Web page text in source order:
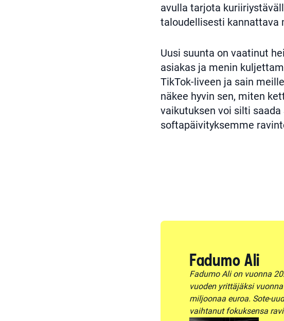
avulla tarjota
taloudellisesti kannattava
Uusi suunta on vaatinut
asiakas ja menin
TikTok-liveen ja sain
näkee hyvin sen, miten
vaikutuksen voi silti
softapäivityksemme
Fadumo Ali
Fadumo Ali on vuonna
vuoden yrittäjäksi
miljoonaa euroa. Sote-
vaihtanut fokuksensa